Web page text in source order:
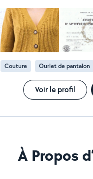
prestataire.
Couture Ourlet de pantalon
Voir le profil
À Propos